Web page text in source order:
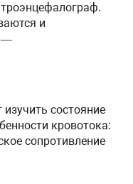
и
—
состояние
кровотока:
сопротивление